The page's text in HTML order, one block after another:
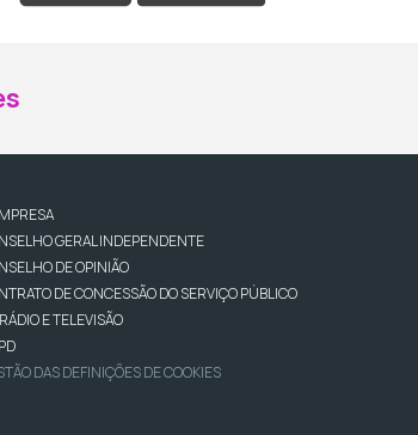
GERAL INDEPENDENTE
DE OPINIÃO
DE CONCESSÃO DO SERVIÇO PÚBLICO
E TELEVISÃO
DAS DEFINIÇÕES DE COOKIES